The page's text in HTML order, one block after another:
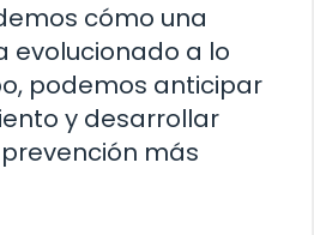
cómo una
evolucionado a lo
podemos anticipar
y desarrollar
más